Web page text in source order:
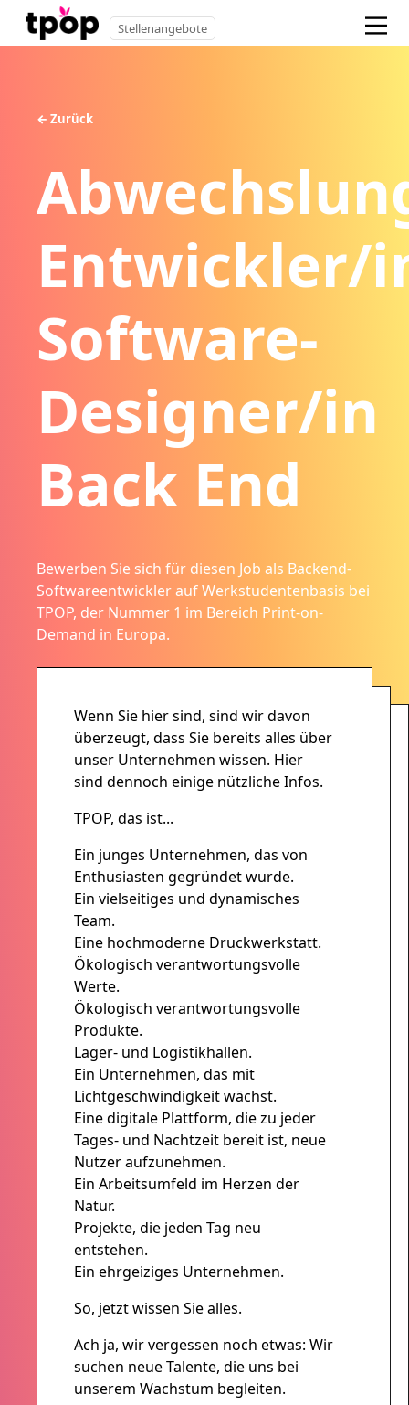
Stellenangebote
← Zurück
Entwickler/
Software-
Designer/in
Back End
Bewerben Sie sich für diesen Job als Backend-
Softwareentwickler auf Werkstudentenbasis bei
TPOP, der Nummer 1 im Bereich Print-on-
Demand in Europa.
Wenn Sie hier sind, sind wir davon
überzeugt, dass Sie bereits alles über
unser Unternehmen wissen. Hier
sind dennoch einige nützliche Infos.
TPOP, das ist...
Ein junges Unternehmen, das von
Enthusiasten gegründet wurde.
Ein vielseitiges und dynamisches
Team.
Eine hochmoderne Druckwerkstatt.
Ökologisch verantwortungsvolle
Werte.
Ökologisch verantwortungsvolle
Produkte.
Lager- und Logistikhallen.
Ein Unternehmen, das mit
Lichtgeschwindigkeit wächst.
Eine digitale Plattform, die zu jeder
Tages- und Nachtzeit bereit ist, neue
Nutzer aufzunehmen.
Ein Arbeitsumfeld im Herzen der
Natur.
Projekte, die jeden Tag neu
entstehen.
Ein ehrgeiziges Unternehmen.
So, jetzt wissen Sie alles.
Ach ja, wir vergessen noch etwas: Wir
suchen neue Talente, die uns bei
unserem Wachstum begleiten.